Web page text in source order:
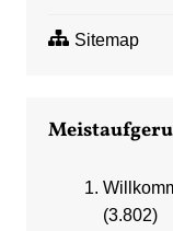
Sitemap
(3.802)